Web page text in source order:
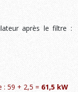
après le filtre :
: 59 + 2,5 = 61,5 kW